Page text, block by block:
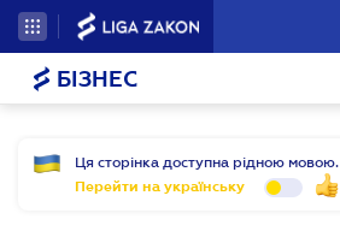
БІЗНЕС
Ця сторінка доступна рідною мовою.
Перейти на українську